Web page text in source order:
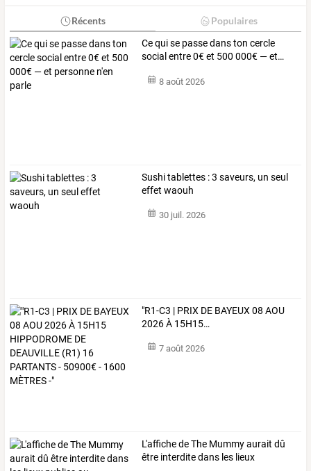
Récents Populaires
Cequise passedanston cercle
social entre0€et 500 000€ —et…
8 août 2026
Sushi tablettes : 3 saveurs, un seul
effet waouh
30 juil. 2026
"R1-C3 | PRIX DE BAYEUX 08 AOU
2026À 15H15…
7 août 2026
L'affichedeThe Mummyaurait dû
être interditedans les lieux